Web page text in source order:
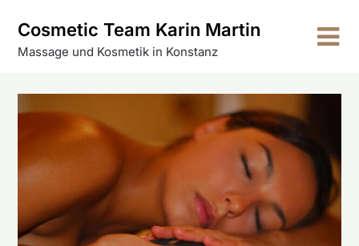
content
Cosmetic Team Karin Martin
Massage und Kosmetik in Konstanz